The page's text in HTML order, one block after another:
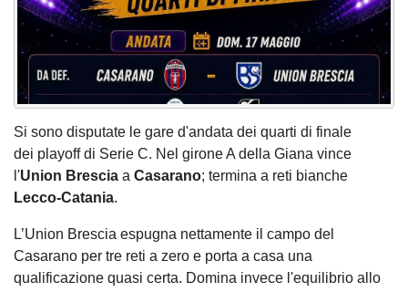
Si sono disputate le gare d'andata dei quarti di finale
dei playoff di Serie C. Nel girone A della Giana vince
l'Union Brescia a Casarano; termina a reti bianche
Lecco-Catania.
L’Union Brescia espugna nettamente il campo del
Casarano per tre reti a zero e porta a casa una
qualificazione quasi certa. Domina invece l'equilibrio allo